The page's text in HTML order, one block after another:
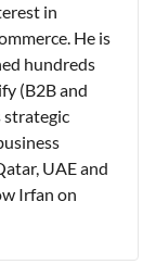
in
He is
hundreds
(B2B and
strategic
UAE and
Irfan on